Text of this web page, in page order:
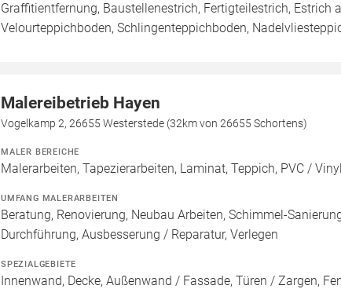
Graffitientfernung, Baustellenestrich, Fertigteilestrich,
Velourteppichboden, Schlingenteppichboden,
Malereibetrieb Hayen
Vogelkamp 2, 26655 Westerstede (32km von 26655 Schortens)
MALER BEREICHE
Malerarbeiten, Tapezierarbeiten, Laminat, Teppich, PVC / Vinyl
UMFANG MALERARBEITEN
Beratung, Renovierung, Neubau Arbeiten, Schimmel-
Durchführung, Ausbesserung / Reparatur, Verlegen
SPEZIALGEBIETE
Innenwand, Decke, Außenwand / Fassade, Türen / Zargen,